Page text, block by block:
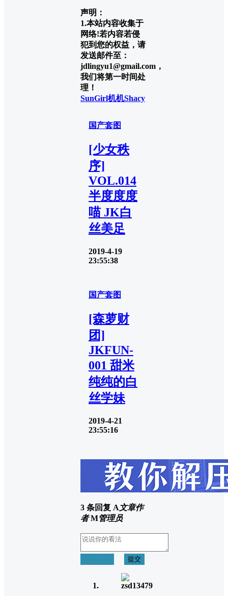
声明：
1.本站内容收集于
网络!若内容若侵
犯到您的权益，请
发送邮件至：
jdlingyu1@gmail.com，
我们将第一时间处
理！
SunGirl机机Shacy
国产套图
[少女秩
序]
VOL.014
半度度度
喵 JK白
丝美足
2019-4-19
23:55:38
国产套图
[森萝财
团]
JKFUN-
001 甜米
纯纯的白
丝学妹
2019-4-21
23:55:16
3 条回复 A文章作
者 M管理员
提交